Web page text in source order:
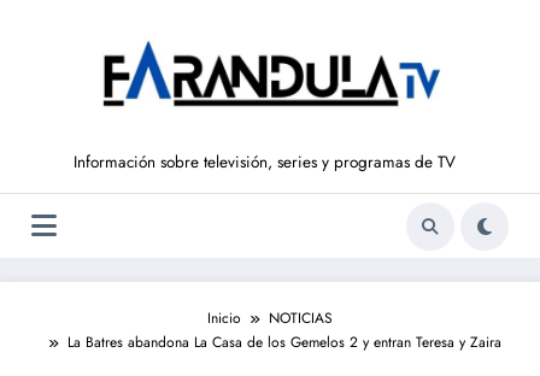
Información sobre televisión, series y programas de TV
Inicio
NOTICIAS
La Batres abandona La Casa de los Gemelos 2 y entran Teresa y Zaira